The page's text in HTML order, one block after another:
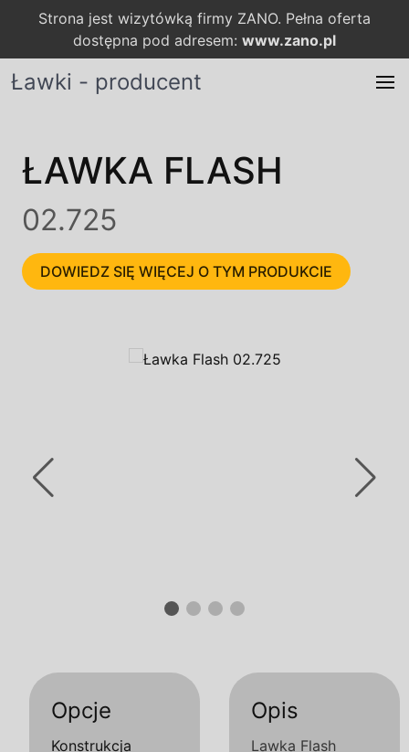
Strona jest wizytówką firmy ZANO. Pełna oferta
dostępna pod adresem: www.zano.pl
Ławki - producent
ŁAWKA FLASH
02.725
DOWIEDZ SIĘ WIĘCEJ O TYM PRODUKCIE
Opcje
Konstrukcja
Opis
Lawka Flash